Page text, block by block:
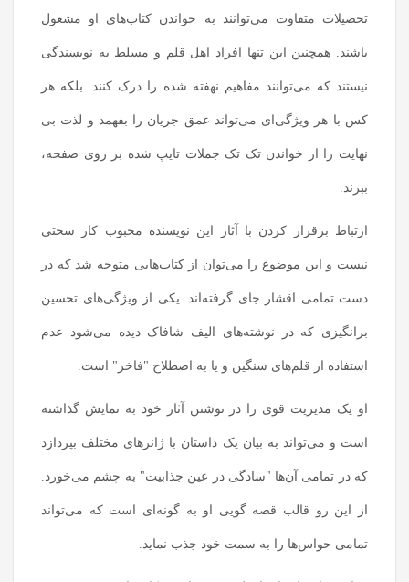
تحصیلات متفاوت می‌توانند به خواندن کتاب‌های او مشغول
باشند. همچنین این تنها افراد اهل قلم و مسلط به نویسندگی
نیستند که می‌توانند مفاهیم نهفته شده را درک کنند. بلکه هر
کس با هر ویژگی‌ای می‌تواند عمق جریان را بفهمد و لذت بی
نهایت را از خواندن تک تک جملات تایپ شده بر روی صفحه،
ببرند.
ارتباط برقرار کردن با آثار این نویسنده محبوب کار سختی
نیست و این موضوع را می‌توان از کتاب‌هایی متوجه شد که در
دست تمامی اقشار جای گرفته‌اند. یکی از ویژگی‌های تحسین
برانگیزی که در نوشته‌های الیف شافاک دیده می‌شود عدم
استفاده از قلم‌های سنگین و یا به اصطلاح "فاخر" است.
او یک مدیریت قوی را در نوشتن آثار خود به نمایش گذاشته
است و می‌تواند به بیان یک داستان با ژانرهای مختلف بپردازد
که در تمامی آن‌ها "سادگی در عین جذابیت" به چشم می‌خورد.
از این رو قالب قصه گویی او به گونه‌ای است که می‌تواند
تمامی حواس‌ها را به سمت خود جذب نماید.